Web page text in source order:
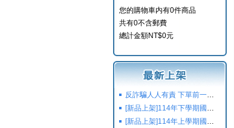
您的購物車内有0件商品
共有0不含郵費
總計金額NT$0元
反詐騙人人有責 下單前一定要注意
[新品上架]114年下學期國小國中高中命題光碟,校用卷,習作
[新品上架]114年上學期國小國中高中命題光碟,校用卷,習作